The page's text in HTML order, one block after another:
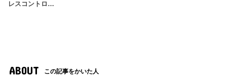
レスコントロ…
ABOUT この記事をかいた人